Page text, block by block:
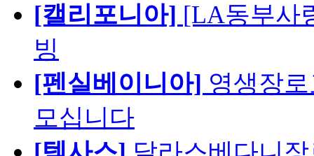
[캘리포니아] [LA동부사
빙
[펜실베이니아] 영생장
모십니다